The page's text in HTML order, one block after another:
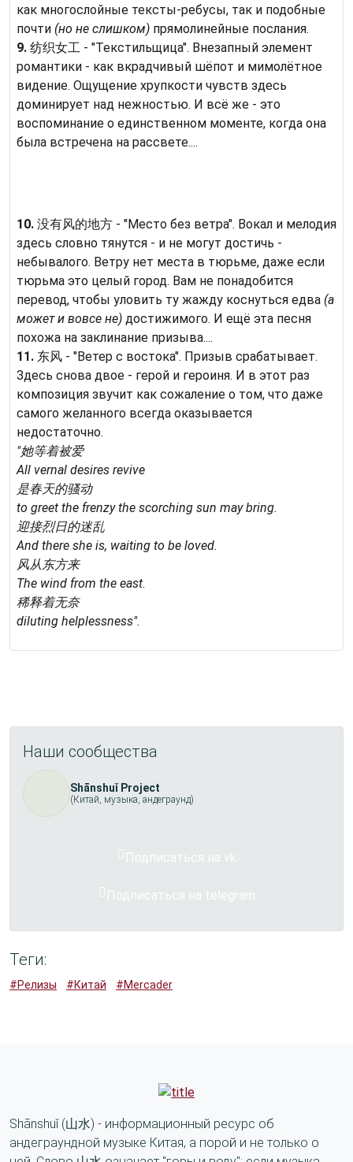
как многослойные тексты-ребусы, так и подобные
почти (но не слишком) прямолинейные послания.
9. 纺织女工 - "Текстильщица". Внезапный элемент
романтики - как вкрадчивый шёпот и мимолётное
видение. Ощущение хрупкости чувств здесь
доминирует над нежностью. И всё же - это
воспоминание о единственном моменте, когда она
была встречена на рассвете....
10. 没有风的地方 - "Место без ветра". Вокал и мелодия
здесь словно тянутся - и не могут достичь -
небывалого. Ветру нет места в тюрьме, даже если
тюрьма это целый город. Вам не понадобится
перевод, чтобы уловить ту жажду коснуться едва (а
может и вовсе не) достижимого. И ещё эта песня
похожа на заклинание призыва....
11. 东风 - "Ветер с востока". Призыв срабатывает.
Здесь снова двое - герой и героиня. И в этот раз
композиция звучит как сожаление о том, что даже
самого желанного всегда оказывается
недостаточно.
"她等着被爱
All vernal desires revive
是春天的骚动
to greet the frenzy the scorching sun may bring.
迎接烈日的迷乱
And there she is, waiting to be loved.
风从东方来
The wind from the east.
稀释着无奈
diluting helplessness".
Наши сообщества
Shānshuǐ Project
(Китай, музыка, андеграунд)
Подписаться на vk
Подписаться на telegram
Теги:
#Релизы #Китай #Mercader
Shānshuǐ (山水) - информационный ресурс об
андеграундной музыке Китая, а порой и не только о